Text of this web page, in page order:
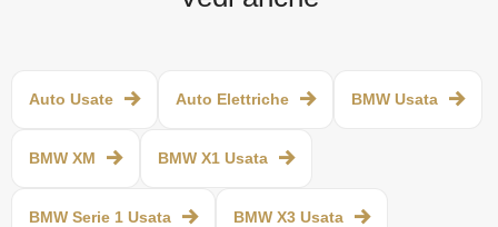
Auto Usate Auto Elettriche BMW Usata
BMW XM BMW X1 Usata
BMW Serie 1 Usata BMW X3 Usata